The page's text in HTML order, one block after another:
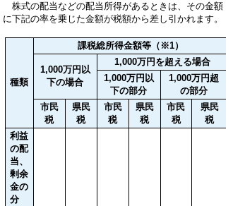
株式の配当などの配当所得があるときは、その金額
に下記の率を乗じた金額が税額から差し引かれます。
種類
課税総所得金額等（※1）
1,000万円以
下の場合
1,000万円を超える場合
1,000万円以
下の部分
1,000万円超
の部分
市民
税
県民
税
市民
税
県民
税
市民
税
県民
税
利益
の配
当、
剰余
金の
分